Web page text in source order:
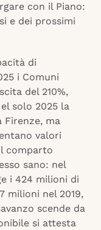
con il Piano:
e dei prossimi
di
i Comuni
del 210%,
solo 2025 la
Firenze, ma
valori
comparto
sano: nel
i 424 milioni di
milioni nel 2019,
scende da
si attesta